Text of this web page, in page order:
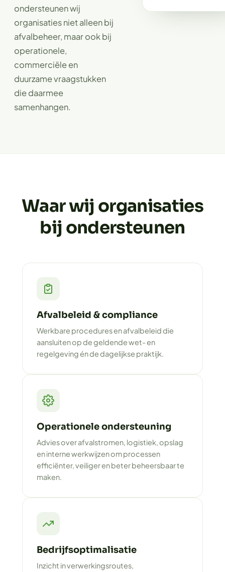
ondersteunen wij
organisaties niet alleen bij
afvalbeheer, maar ook bij
operationele,
commerciële en
duurzame vraagstukken
die daarmee
samenhangen.
Waar wij organisaties
bij ondersteunen
Afvalbeleid & compliance
Werkbare procedures en afvalbeleid die
aansluiten op de geldende wet- en
regelgeving én de dagelijkse praktijk.
Operationele ondersteuning
Advies over afvalstromen, logistiek, opslag
en interne werkwijzen om processen
efficiënter, veiliger en beter beheersbaar te
maken.
Bedrijfsoptimalisatie
Inzicht in verwerkingsroutes,